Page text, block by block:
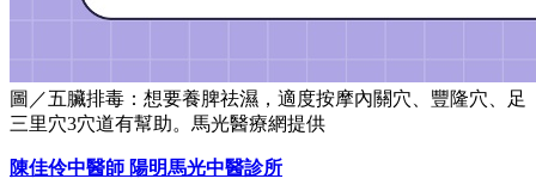
圖／五臟排毒：想要養脾祛濕，適度按摩內關穴、豐隆穴、足
三里穴3穴道有幫助。馬光醫療網提供
陳佳伶中醫師 陽明馬光中醫診所